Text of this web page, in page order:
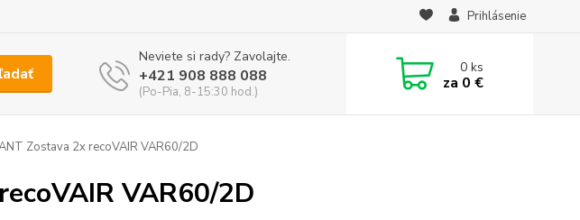
Prihlásenie
Neviete si rady? Zavolajte.
+421 908 888 088
(Po-Pia, 8-15:30 hod.)
0ks
za 0 €
Zostava 2x recoVAIR VAR60/2D
VAR60/2D